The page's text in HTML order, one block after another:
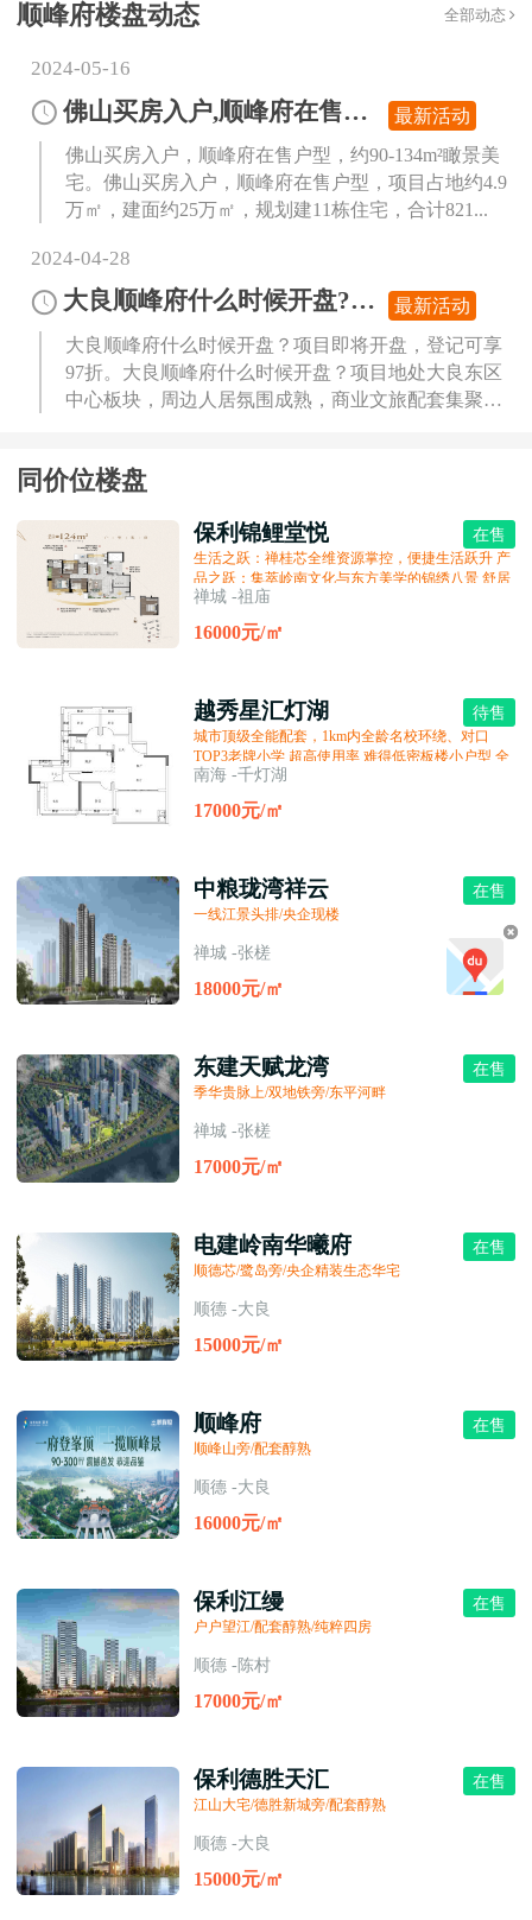
顺峰府楼盘动态 全部动态
2024-05-16
佛山买房入户,顺峰府在售户型,约90-134m²瞰景美宅
最新活动
佛山买房入户，顺峰府在售户型，约90-134m²瞰景美
宅。佛山买房入户，顺峰府在售户型，项目占地约4.9
万㎡，建面约25万㎡，规划建11栋住宅，合计821...
2024-04-28
大良顺峰府什么时候开盘?项目即将开盘,登记可享97折
最新活动
大良顺峰府什么时候开盘？项目即将开盘，登记可享
97折。大良顺峰府什么时候开盘？项目地处大良东区
中心板块，周边人居氛围成熟，商业文旅配套集聚，
同价位楼盘
保利锦鲤堂悦 在售
生活之跃：禅桂芯全维资源掌控，便捷生活跃升 产
品之跃：集萃岭南文化与东方美学的锦绣八景 舒居
之跃：片区首个新规户型，使用率接近100% 品质
之跃：精工匠筑，首个下沉会所，品质生活跃升 服
禅城 -祖庙
16000元/㎡
越秀星汇灯湖 待售
城市顶级全能配套，1km内全龄名校环绕、对口
TOP3老牌小学 超高使用率 难得低密板楼小户型 全
南向公园景舱
南海 -千灯湖
17000元/㎡
中粮珑湾祥云 在售
一线江景头排/央企现楼
禅城 -张槎
18000元/㎡
东建天赋龙湾 在售
季华贵脉上/双地铁旁/东平河畔
禅城 -张槎
17000元/㎡
电建岭南华曦府 在售
顺德芯/鹭岛旁/央企精装生态华宅
顺德 -大良
15000元/㎡
顺峰府 在售
顺峰山旁/配套醇熟
顺德 -大良
16000元/㎡
保利江缦 在售
户户望江/配套醇熟/纯粹四房
顺德 -陈村
17000元/㎡
保利德胜天汇 在售
江山大宅/德胜新城旁/配套醇熟
顺德 -大良
15000元/㎡